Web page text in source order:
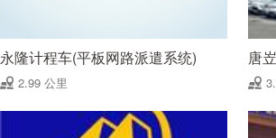
永隆计程车(平板网路派遣系统)
2.99 公里
唐